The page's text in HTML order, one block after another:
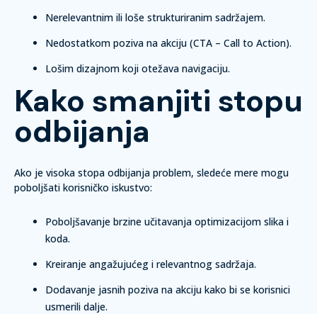
Nerelevantnim ili loše strukturiranim sadržajem.
Nedostatkom poziva na akciju (CTA – Call to Action).
Lošim dizajnom koji otežava navigaciju.
Kako smanjiti stopu
odbijanja
Ako je visoka stopa odbijanja problem, sledeće mere mogu
poboljšati korisničko iskustvo:
Poboljšavanje brzine učitavanja optimizacijom slika i
koda.
Kreiranje angažujućeg i relevantnog sadržaja.
Dodavanje jasnih poziva na akciju kako bi se korisnici
usmerili dalje.